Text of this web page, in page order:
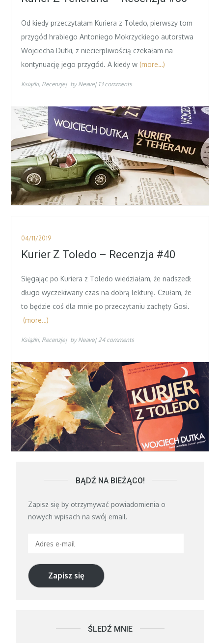
Od kiedy przeczytałam Kuriera z Toledo, pierwszy tom
przygód hrabiego Antoniego Mokrzyckiego autorstwa
Wojciecha Dutki, z niecierpliwością czekałam na
kontynuację jego przygód. A kiedy w (more…)
Książki Recenzje by Neave 13 comments
Posted
on
04/11/2019
Kurier Z Toledo – Recenzja #40
Sięgając po Kuriera z Toledo wiedziałam, że nadszedł
długo wyczekiwany czas na dobrą lekturę. Czułam, że
to będzie coś dla mnie po przeczytaniu zachęty Gosi.
(more…)
Książki Recenzje by Neave 24 comments
BĄDŹ NA BIEŻĄCO!
Zapisz się by otrzymywać powiadomienia o
nowych wpisach na swój email.
Adres
mail
Zapisz się
ŚLEDŹ MNIE